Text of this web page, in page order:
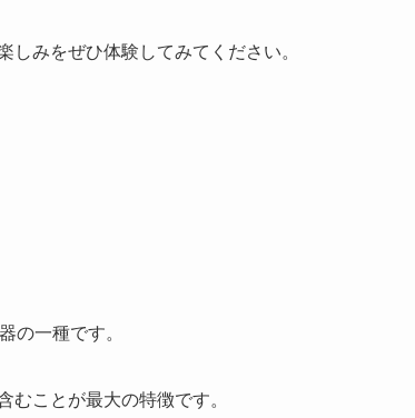
みをぜひ体験してみてください。
の一種です。
むことが最大の特徴です。